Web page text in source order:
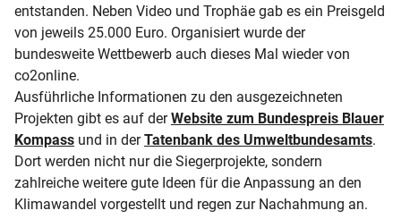
entstanden. Neben Video und Trophäe gab es ein Preisgeld
von jeweils 25.000 Euro. Organisiert wurde der
bundesweite Wettbewerb auch dieses Mal wieder von
co2online.
Ausführliche Informationen zu den ausgezeichneten
Projekten gibt es auf derWebsite zum Bundespreis Blauer
Kompass und in derTatenbank des Umweltbundesamts.
Dort werden nicht nur die Siegerprojekte, sondern
zahlreiche weitere gute Ideen für die Anpassung an den
Klimawandel vorgestellt und regen zur Nachahmung an.